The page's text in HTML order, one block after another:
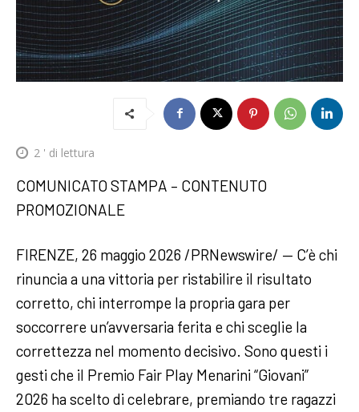
2 ' di lettura
COMUNICATO STAMPA – CONTENUTO
PROMOZIONALE
FIRENZE, 26 maggio 2026 /PRNewswire/ — C’è chi
rinuncia a una vittoria per ristabilire il risultato
corretto, chi interrompe la propria gara per
soccorrere un’avversaria ferita e chi sceglie la
correttezza nel momento decisivo. Sono questi i
gesti che il Premio Fair Play Menarini “Giovani”
2026 ha scelto di celebrare, premiando tre ragazzi